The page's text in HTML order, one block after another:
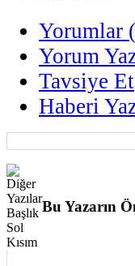
Yorumlar
Yorum
Tavsiye Et
Haberi
Bu Yazarın